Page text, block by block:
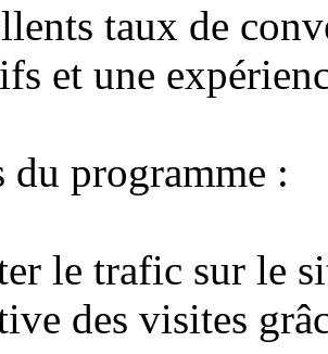
taux de
et une
du programme :
le trafic sur le
des visites